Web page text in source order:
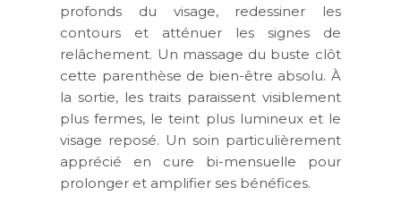
profonds du visage, redessiner les
contours et atténuer les signes de
relâchement. Un massage du buste clôt
cette parenthèse de bien-être absolu. À
la sortie, les traits paraissent visiblement
plus fermes, le teint plus lumineux et le
visage reposé. Un soin particulièrement
apprécié en cure bi-mensuelle pour
prolonger et amplifier ses bénéfices.